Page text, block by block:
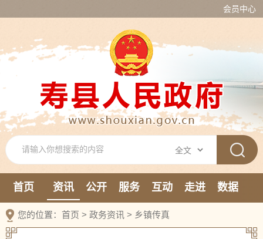
会员中心
首页 资讯 公开 服务 互动 走进
数据
新媒体
您的位置： 首页 > 政务资讯 > 乡镇传真